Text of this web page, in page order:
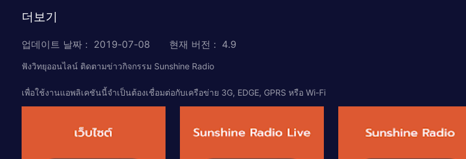
더보기
업데이트 날짜 : 2019-07-08 현재 버전 : 4.9
ฟังวิทยุออนไลน์ ติดตามข่าวกิจกรรม Sunshine Radio
เพื่อใช้งานแอพลิเคชันนี้จำเป็นต้องเชื่อมต่อกับเครือข่าย 3G, EDGE, GPRS หรือ Wi-Fi